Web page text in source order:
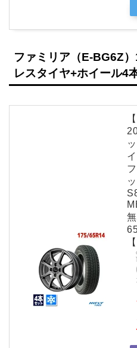
ファミリア（E-BG6Z
レスタイヤ+ホイール4